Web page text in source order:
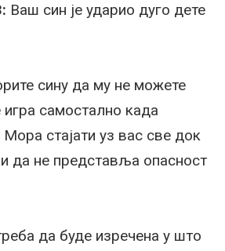
Ваш син је ударио дуго дете
сину да му не можете
самостално када
Мора стајати уз вас све док
да не представља опасност
да буде изречена у што